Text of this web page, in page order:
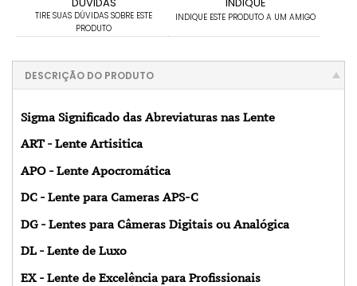
TIRE SUAS DÚVIDAS SOBRE ESTE
PRODUTO
INDIQUE ESTE PRODUTO A UM AMIGO
DESCRIÇÃO DO PRODUTO
Sigma Significado das Abreviaturas nas Lente
ART - Lente Artisitica
APO - Lente Apocromática
DC - Lente para Cameras APS-C
DG - Lentes para Câmeras Digitais ou Analógica
DL - Lente de Luxo
EX - Lente de Excelência para Profissionais